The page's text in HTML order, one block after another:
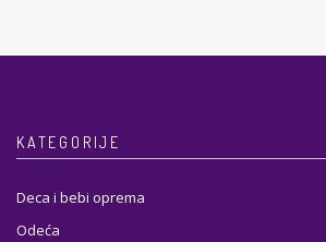
KATEGORIJE
Deca i bebi oprema
Odeća